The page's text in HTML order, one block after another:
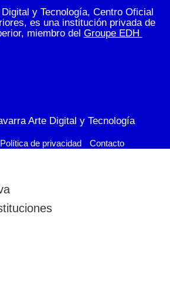
y Tecnología, Centro Oficial
es una institución privada de
miembro del Groupe EDH
Arte Digital y Tecnología
Política de privacidad Contacto